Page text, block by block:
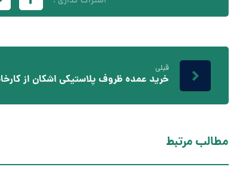
قبلی
خرید عمده ظروف پلاستیکی اشکان از
مطالب مرتبط